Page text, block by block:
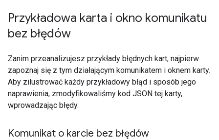
Przykładowa karta i okno komunikatu
bez błędów
Zanim przeanalizujesz przykłady błędnych kart, najpierw
zapoznaj się z tym działającym komunikatem i oknem karty.
Aby zilustrować każdy przykładowy błąd i sposób jego
naprawienia, zmodyfikowaliśmy kod JSON tej karty,
wprowadzając błędy.
Komunikat o karcie bez błędów